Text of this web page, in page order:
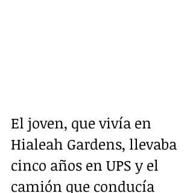
El joven, que vivía en
Hialeah Gardens, llevaba
cinco años en UPS y el
camión que conducía